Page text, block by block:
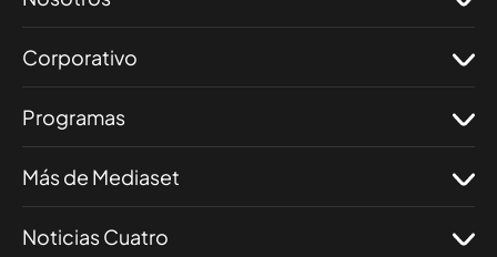
Corporativo
Programas
Más de Mediaset
Noticias Cuatro